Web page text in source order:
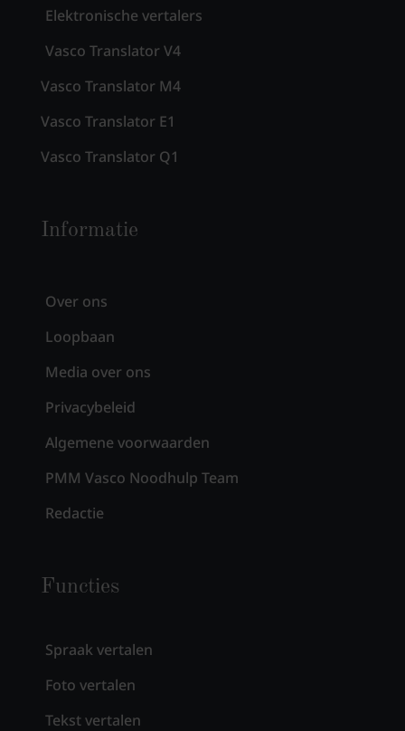
Elektronische vertalers
Vasco Translator V4
Vasco Translator M4
Vasco Translator E1
Vasco Translator Q1
Informatie
Over ons
Loopbaan
Media over ons
Privacybeleid
Algemene voorwaarden
PMM Vasco Noodhulp Team
Redactie
Functies
Spraak vertalen
Foto vertalen
Tekst vertalen